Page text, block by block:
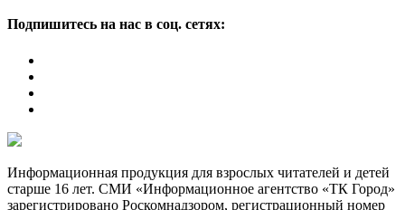
Подпишитесь на нас в соц. сетях:
Информационная продукция для взрослых читателей и детей
старше 16 лет. СМИ «Информационное агентство «ТК Город»
зарегистрировано Роскомнадзором, регистрационный номер